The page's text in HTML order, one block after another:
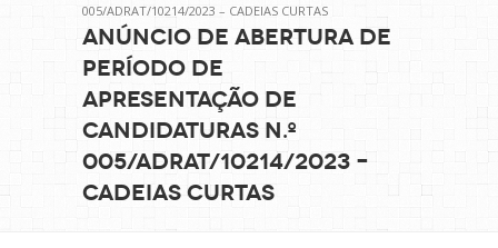
005/ADRAT/10214/2023 – CADEIAS CURTAS
ANÚNCIO DE ABERTURA DE
PERÍODO DE
APRESENTAÇÃO DE
CANDIDATURAS N.º
005/ADRAT/10214/2023 –
CADEIAS CURTAS